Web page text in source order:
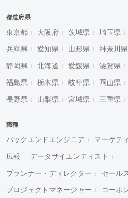
都道府県
東京都 大阪府 茨城県 埼玉県
兵庫県 愛知県 山形県 神奈川県
静岡県 北海道 愛媛県 滋賀県
福島県 栃木県 岐阜県 岡山県
長野県 山梨県 宮城県 三重県
職種
バックエンドエンジニア マーケテ
広報 データサイエンティスト
プランナー・ディレクター セール
プロジェクトマネージャー コーポ